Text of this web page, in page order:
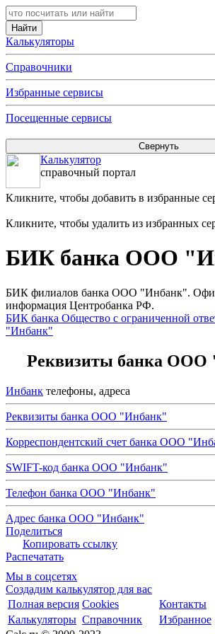
Калькуляторы
Справочники
Избранные сервисы
Посещенные сервисы
Калькулятор
справочный портал
Кликните, чтобы добавить в избранные
Кликните, чтобы удалить из избранных
БИК банка ООО
БИК филиалов банка ООО "Инбанк".
информация Центробанка РФ.
БИК банка Общество с ограниченной
"Инбанк"
Реквизиты банка ООО
Инбанк телефоны, адреса
Реквизиты банка ООО "Инбанк"
Корреспондентский счет банка ООО
SWIFT-код банка ООО "Инбанк"
Телефон банка ООО "Инбанк"
Адрес банка ООО "Инбанк"
Поделиться
Копировать ссылку
Распечатать
Мы в соцсетях
Создадим калькулятор для вас
Полная версия Cookies
Контакты
Калькуляторы Справочник
Избранное